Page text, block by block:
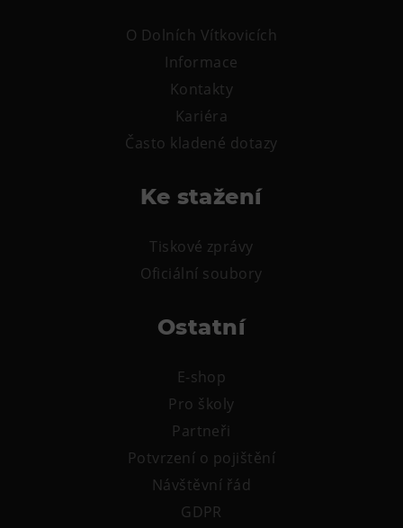
O Dolních Vítkovicích
Informace
Kontakty
Kariéra
Často kladené dotazy
Ke stažení
Tiskové zprávy
Oficiální soubory
Ostatní
E-shop
Pro školy
Partneři
Potvrzení o pojištění
Návštěvní řád
GDPR